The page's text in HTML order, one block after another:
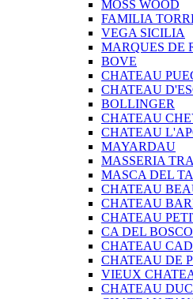
MOSS WOOD
FAMILIA
VEGA SICILIA
MARQUES DE
BOVE
CHATEAU
CHATEAU
BOLLINGER
CHATEAU
CHATEAU
MAYARDAU
MASSERIA
MASCA DEL
CHATEAU
CHATEAU
CHATEAU
CA DEL BOSCO
CHATEAU
CHATEAU DE
VIEUX
CHATEAU